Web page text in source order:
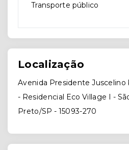
Transporte público
Localização
Avenida Presidente Juscelino
- Residencial Eco Village I -
Preto/SP - 15093-270